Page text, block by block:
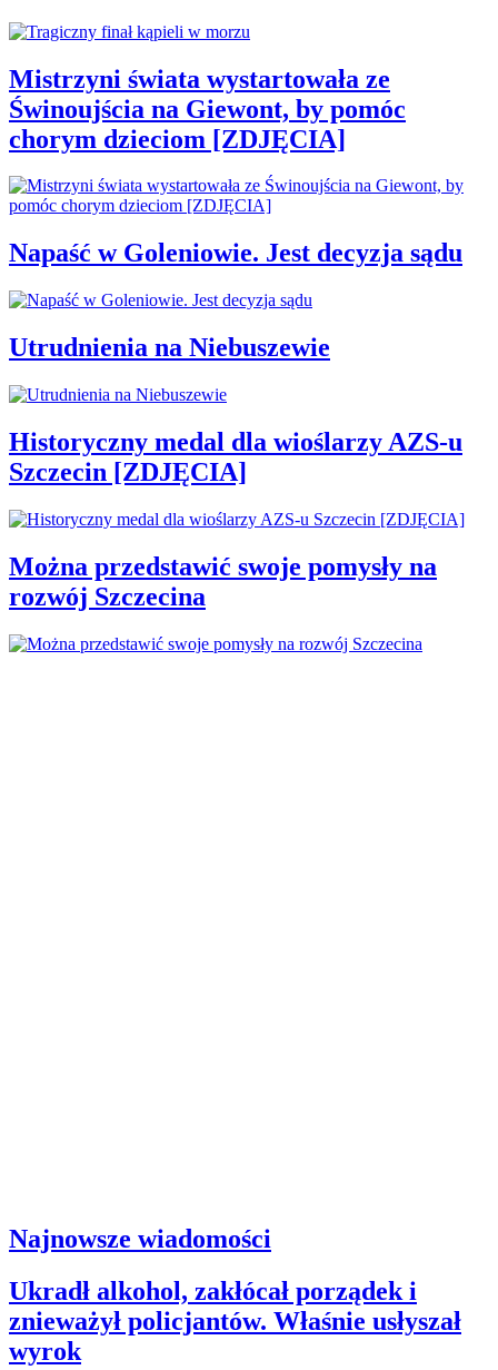
Mistrzyni świata wystartowała ze
Świnoujścia na Giewont, by pomóc
chorym dzieciom [ZDJĘCIA]
Napaść w Goleniowie. Jest decyzja sądu
Utrudnienia na Niebuszewie
Historyczny medal dla wioślarzy AZS-u
Szczecin [ZDJĘCIA]
Można przedstawić swoje pomysły na
rozwój Szczecina
Najnowsze wiadomości
Ukradł alkohol, zakłócał porządek i
znieważył policjantów. Właśnie usłyszał
wyrok